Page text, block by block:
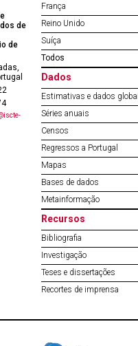
de
de
França
Reino Unido
Suíça
Todos
Dados
Estimativas e dados
Séries anuais
Censos
Regressos a Portugal
Mapas
Bases de dados
Metainformação
Recursos
Bibliografia
Investigação
Teses e dissertações
Recortes de imprensa